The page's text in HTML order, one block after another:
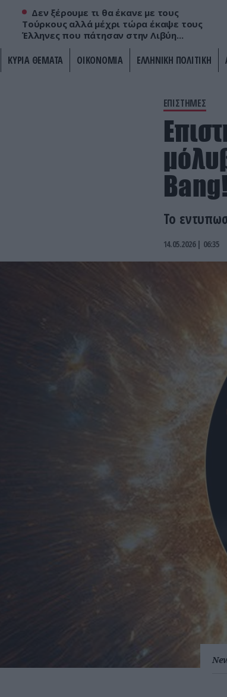
Δεν ξέρουμε τι θα έκανε με τους
Τούρκους αλλά μέχρι τώρα έκαψε τους
Έλληνες που πάτησαν στην Λιβύη...
ΚΥΡΙΑ ΘΕΜΑΤΑ ΟΙΚΟΝΟΜΙΑ ΕΛΛΗΝΙΚΗ ΠΟΛΙΤΙΚΗ
ΕΠΙΣΤΗΜΕΣ
Bang!
Το
14.05.2026 | 06:35